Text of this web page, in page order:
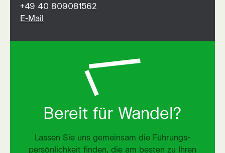
+49 40 809081562
E-Mail
Bereit für Wandel?
Lassen Sie uns gemeinsam die Führungs­
persönlichkeit finden, die am besten zu Ihren